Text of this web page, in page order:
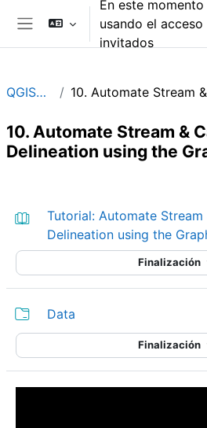
Salta al contenido principal
Panel lateral
En este momento
usando el acceso
invitados
QGIShydAdv
10. Automate Stream &
Delineation using the
Tutorial: Automate Stream
Delineation using the
Finalización
Data
Finalización